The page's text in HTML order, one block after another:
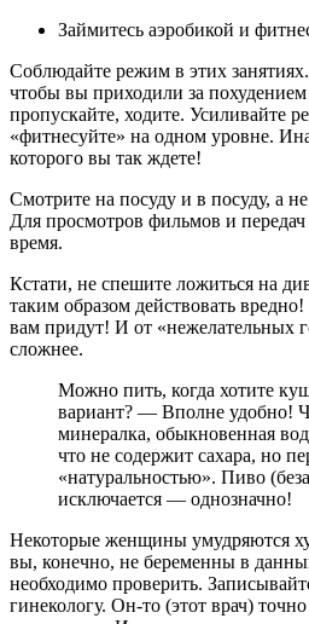
Займитесь аэробикой и
Соблюдайте режим в этих
чтобы вы приходили за
пропускайте, ходите. Усиливайте
«фитнесуйте» на одном уровне.
которого вы так ждете!
Смотрите на посуду и в посуду, а
Для просмотров фильмов и
время.
Кстати, не спешите ложиться на
таким образом действовать
вам придут! И от «нежелательных
сложнее.
Можно пить, когда хотите
вариант? — Вполне удобно!
минералка, обыкновенная
что не содержит сахара, но
«натуральностью». Пиво
исключается — однозначно!
Некоторые женщины умудряются
вы, конечно, не беременны в
необходимо проверить.
гинекологу. Он-то (этот врач)